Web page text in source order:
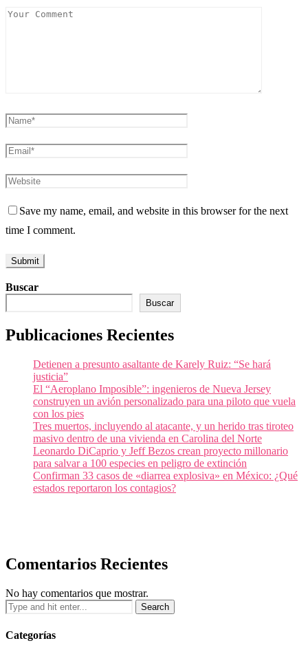
Save my name, email, and website in this browser for the next
time I comment.
Buscar
Buscar
Publicaciones Recientes
Detienen a presunto asaltante de Karely Ruiz: “Se hará
justicia”
El “Aeroplano Imposible”: ingenieros de Nueva Jersey
construyen un avión personalizado para una piloto que vuela
con los pies
Tres muertos, incluyendo al atacante, y un herido tras tiroteo
masivo dentro de una vivienda en Carolina del Norte
Leonardo DiCaprio y Jeff Bezos crean proyecto millonario
para salvar a 100 especies en peligro de extinción
Confirman 33 casos de «diarrea explosiva» en México: ¿Qué
estados reportaron los contagios?
Comentarios Recientes
No hay comentarios que mostrar.
Categorías